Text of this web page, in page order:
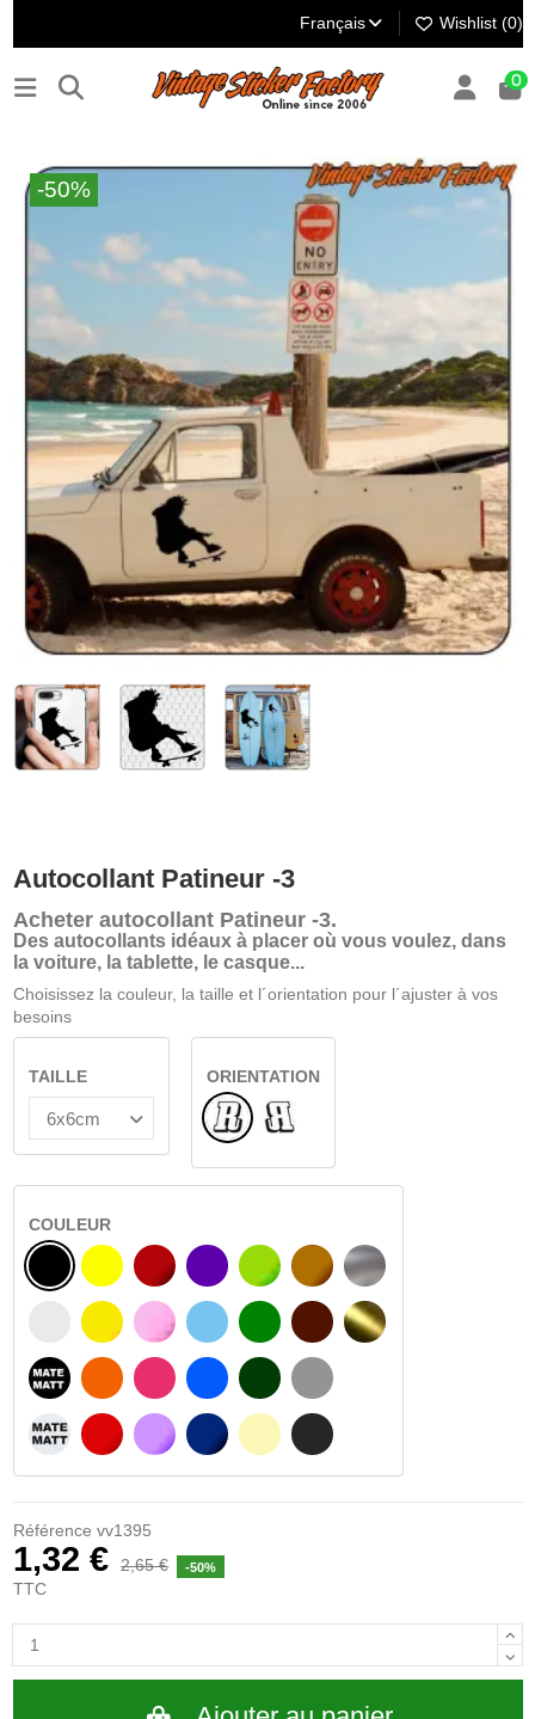
Français Wishlist (0)
0
-50%
Autocollant Patineur -3
Acheter autocollant Patineur -3.
Des autocollants idéaux à placer où vous voulez, dans
la voiture, la tablette, le casque...
Choisissez la couleur, la taille et l´orientation pour l´ajuster à vos
besoins
TAILLE
ORIENTATION
NormalRenversé
COULEUR
NOIR
BLANC
NOIR MATÉ
BLANC MATÉ
JAUNE
JAUNE AMBRE
ORANGE
ROUGE
BOURGOGNE
ROSA
FUCHSIA
PURPLE
VIOLET
BLEU CLAIR
BLAU
BLEU FONCÉ
VERT CLAIR
VERT
VERT FONCÉ
BEIGE
NOISETTE
BRUN FONCÉ
GRIS CLAIR
GRIS FONCÉ
ARGENT
OR
Référence vv1395
1,32 € 2,65 € -50%
TTC